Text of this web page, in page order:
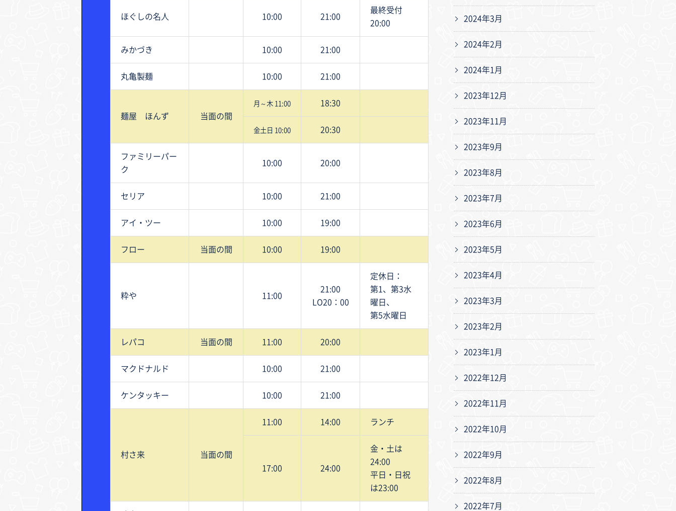
ほぐしの名人 10:00 21:00
最終受付
20:00
みかづき 10:00 21:00
丸亀製麺 10:00 21:00
麺屋 ほんず 当面の間
月～木 11:00 18:30
金土日 10:00 20:30
ファミリーパー
ク
10:00 20:00
セリア 10:00 21:00
アイ・ツー 10:00 19:00
フロー 当面の間 10:00 19:00
粋や 11:00
21:00
LO20：00
定休日：
第1、第3水
曜日、
第5水曜日
レパコ 当面の間 11:00 20:00
マクドナルド 10:00 21:00
ケンタッキー 10:00 21:00
村さ来 当面の間
11:00 14:00 ランチ
17:00 24:00
金・土は
24:00
平日・日祝
は23:00
2024年3月
2024年2月
2024年1月
2023年12月
2023年11月
2023年9月
2023年8月
2023年7月
2023年6月
2023年5月
2023年4月
2023年3月
2023年2月
2023年1月
2022年12月
2022年11月
2022年10月
2022年9月
2022年8月
2022年7月